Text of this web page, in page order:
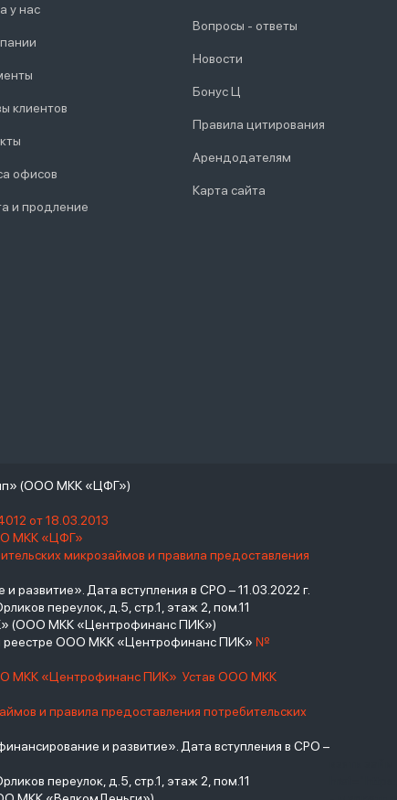
у нас
клиентов
офисов
и продление
Вопросы - ответы
Новости
Бонус Ц
Правила цитирования
Арендодателям
Карта сайта
(ООО МКК «ЦФГ»)
от 18.03.2013
МКК «ЦФГ»
микрозаймов и правила предоставления
Дата вступления в СРО – 11.03.2022 г.
переулок, д.5, стр.1, этаж 2, пом.11
(ООО МКК «Центрофинанс ПИК»)
реестре ООО МКК «Центрофинанс ПИК» №
МКК «Центрофинанс ПИК» Устав ООО МКК
и правила предоставления потребительских
и развитие». Дата вступления в СРО –
переулок, д.5, стр.1, этаж 2, пом.11